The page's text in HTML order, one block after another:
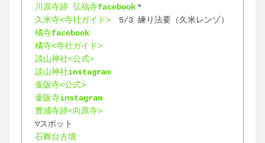
川原寺跡 弘福寺facebook ＊
久米寺<寺社ガイド> 5/3 練り法要（久米レンゾ）
橘寺facebook
橘寺<寺社ガイド>
談山神社<公式>
談山神社instagram
壷阪寺<公式>
壷阪寺instagram
豊浦寺跡<向原寺>
▽スポット
石舞台古墳